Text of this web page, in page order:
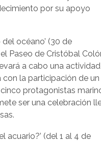
por su apoyo
océano’ (30 de
Paseo de Cristóbal
a cabo una actividad
la participación de un
protagonistas
ser una celebración
acuario?’ (del 1 al 4 de